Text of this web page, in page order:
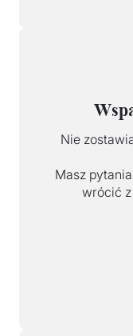
Nie
Masz
wrócić